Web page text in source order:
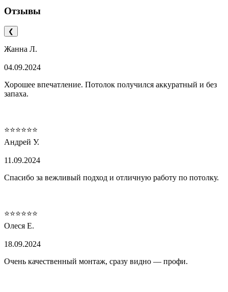
Отзывы
❮
Жанна Л.
04.09.2024
Хорошее впечатление. Потолок получился аккуратный и без
запаха.
⭐⭐⭐⭐⭐⭐
Андрей У.
11.09.2024
Спасибо за вежливый подход и отличную работу по потолку.
⭐⭐⭐⭐⭐⭐
Олеся Е.
18.09.2024
Очень качественный монтаж, сразу видно — профи.